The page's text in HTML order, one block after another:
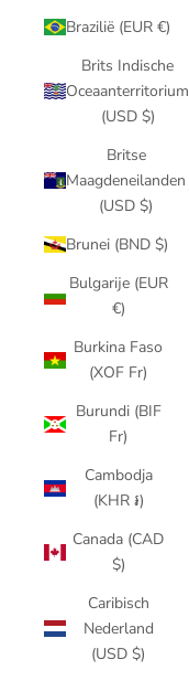
Brazilië (EUR €)
Brits Indische
Oceaanterritorium
(USD $)
Britse
Maagdeneilanden
(USD $)
Brunei (BND $)
Bulgarije (EUR
€)
Burkina Faso
(XOF Fr)
Burundi (BIF
Fr)
Cambodja
(KHR ៛)
Canada (CAD
$)
Caribisch
Nederland
(USD $)